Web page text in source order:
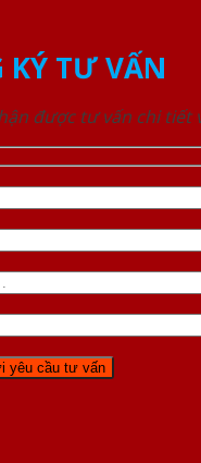
KÝ TƯ VẤN
được tư vấn chi tiết